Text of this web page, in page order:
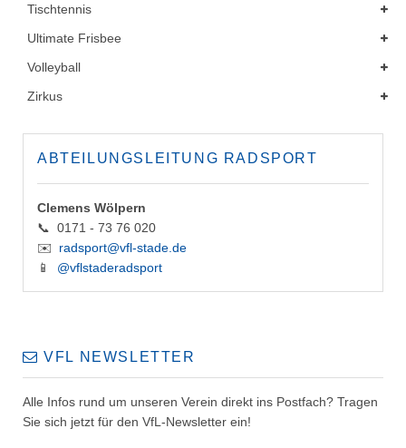
Tischtennis
Ultimate Frisbee
Volleyball
Zirkus
ABTEILUNGSLEITUNG RADSPORT
Clemens Wölpern
📞 0171 - 73 76 020
✉️ radsport@vfl-stade.de
📱 @vflstaderadsport
VFL NEWSLETTER
Alle Infos rund um unseren Verein direkt ins Postfach? Tragen
Sie sich jetzt für den VfL-Newsletter ein!